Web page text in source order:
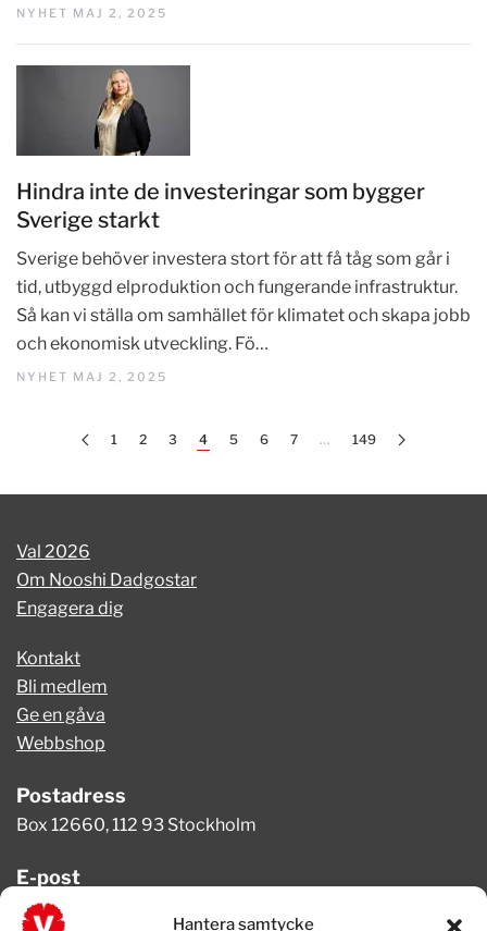
Hantera samtycke
NYHET MAJ 2, 2025
Hindra inte de investeringar som bygger
Sverige starkt
Sverige behöver investera stort för att få tåg som går i
tid, utbyggd elproduktion och fungerande infrastruktur.
Så kan vi ställa om samhället för klimatet och skapa jobb
och ekonomisk utveckling. Fö…
NYHET MAJ 2, 2025
1 2 3 4 5 6 7 … 149
Val 2026
Om Nooshi Dadgostar
Engagera dig
Kontakt
Bli medlem
Ge en gåva
Webbshop
Postadress
Box 12660, 112 93 Stockholm
E-post
info@vansterpartiet.se